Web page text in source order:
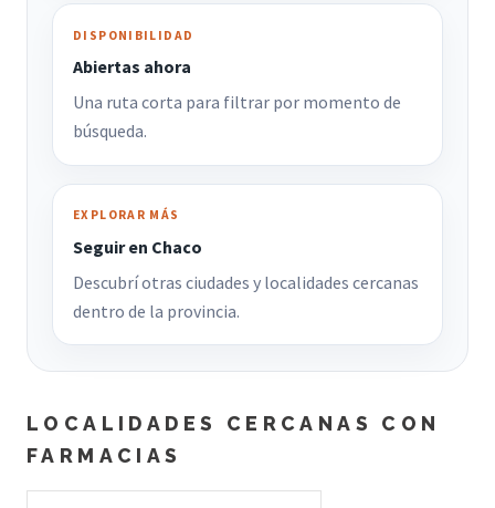
DISPONIBILIDAD
Abiertas ahora
Una ruta corta para filtrar por momento de
búsqueda.
EXPLORAR MÁS
Seguir en Chaco
Descubrí otras ciudades y localidades cercanas
dentro de la provincia.
LOCALIDADES CERCANAS CON
FARMACIAS